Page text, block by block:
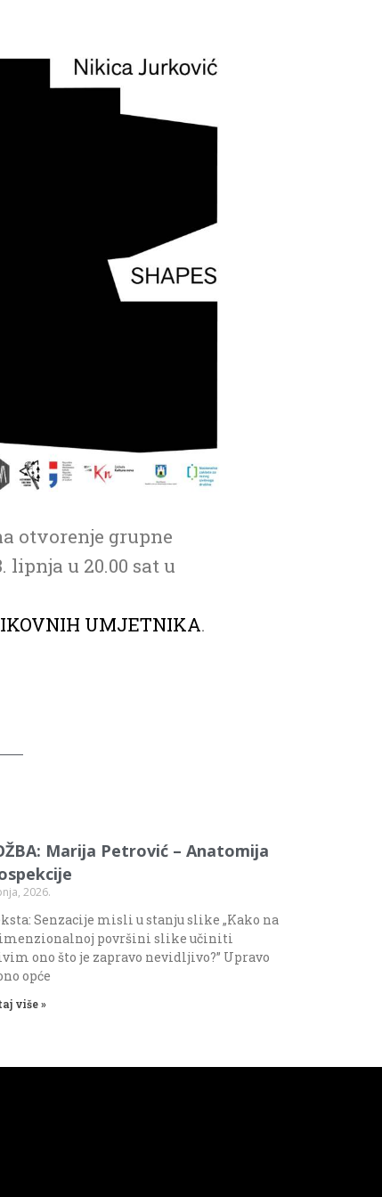
otvorenje grupne
lipnja u 20.00 sat u
UMJETNIKA.
Marija Petrović – Anatomija
2026.
Senzacije misli u stanju slike „Kako na
površini slike učiniti
ono što je zapravo nevidljivo?” Upravo
opće
više »